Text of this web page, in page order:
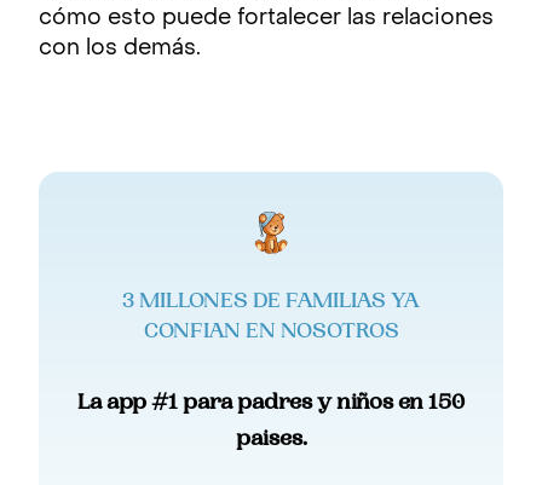
cómo esto puede fortalecer las relaciones
con los demás.
3 MILLONES DE FAMILIAS YA
CONFIAN EN NOSOTROS
La app #1 para padres y niños en 150
paises.